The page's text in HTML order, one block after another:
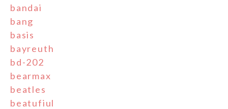
bandai
bang
basis
bayreuth
bd-202
bearmax
beatles
beatufiul